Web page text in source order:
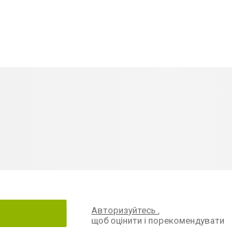
Авторизуйтесь
щоб оцінити і порекомендувати